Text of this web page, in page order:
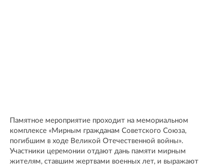
Памятное мероприятие проходит на мемориальном
комплексе «Мирным гражданам Советского Союза,
погибшим в ходе Великой Отечественной войны».
Участники церемонии отдают дань памяти мирным
жителям, ставшим жертвами военных лет, и выражают